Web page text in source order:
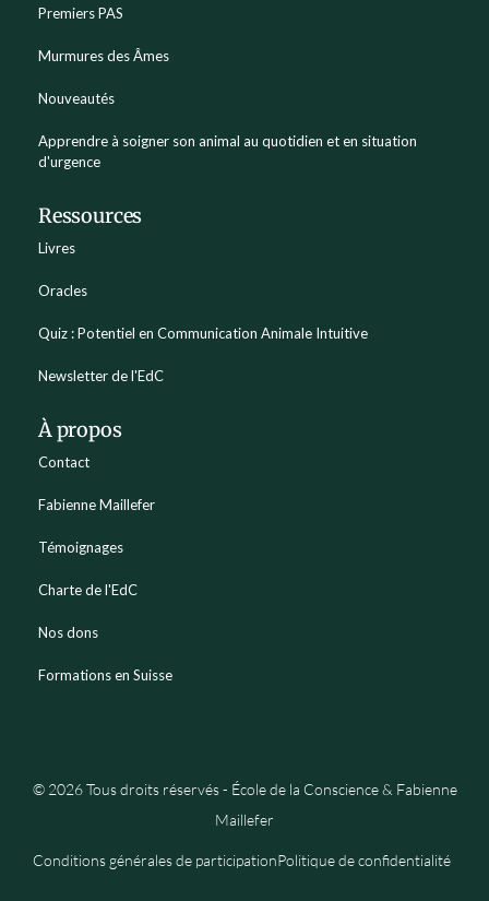
Premiers PAS
Murmures des Âmes
Nouveautés
Apprendre à soigner son animal au quotidien et en situation
d'urgence
Ressources
Livres
Oracles
Quiz : Potentiel en Communication Animale Intuitive
Newsletter de l'EdC
À propos
Contact
Fabienne Maillefer
Témoignages
Charte de l'EdC
Nos dons
Formations en Suisse
© 2026 Tous droits réservés - École de la Conscience & Fabienne
Maillefer
Conditions générales de participationPolitique de confidentialité